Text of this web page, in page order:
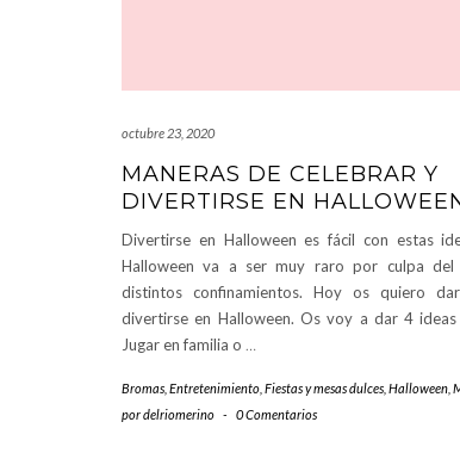
octubre 23, 2020
MANERAS DE CELEBRAR Y
DIVERTIRSE EN
Divertirse en Halloween es fácil con estas
Halloween va a ser muy raro por culpa
distintos confinamientos. Hoy os quiero
divertirse en Halloween. Os voy a dar 4
Jugar en familia o …
Bromas Entretenimiento Fiestas y mesas dulces Halloween
pordelriomerino - 0 Comentarios